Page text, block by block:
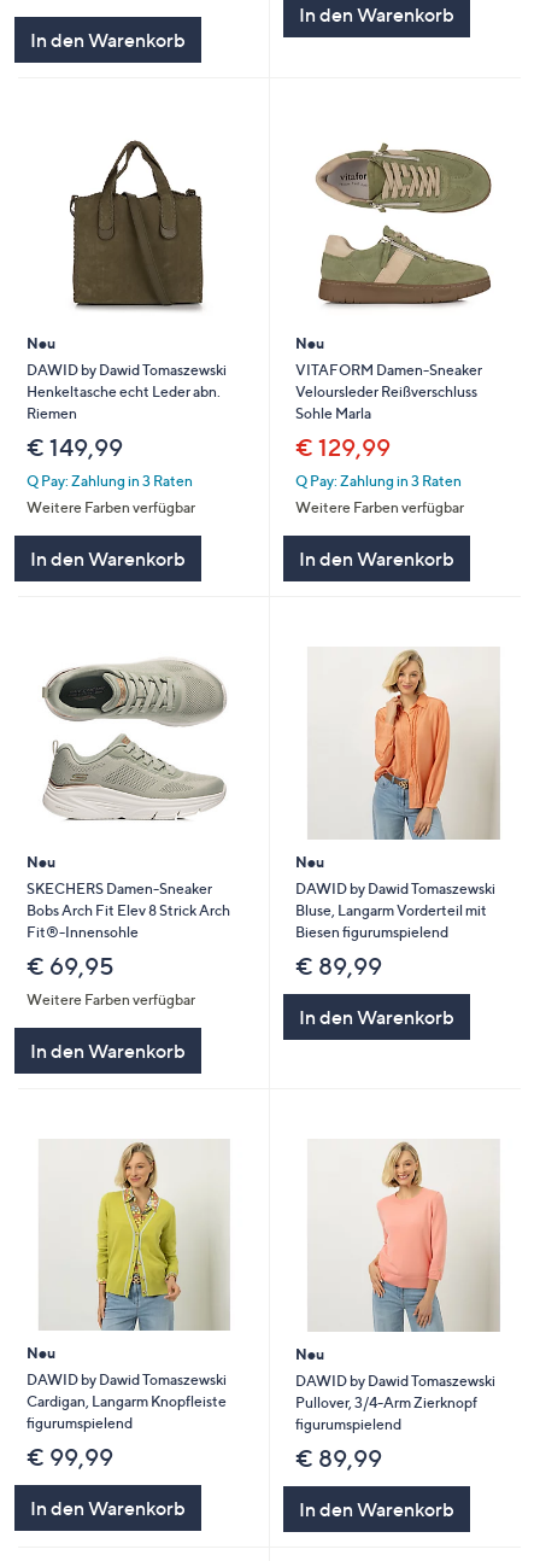
In den Warenkorb
In den Warenkorb
Neu
DAWID by Dawid Tomaszewski
Henkeltasche echt Leder abn.
Riemen
€ 149,99
Q Pay: Zahlung in 3 Raten
Weitere Farben verfügbar
In den Warenkorb
Neu
VITAFORM Damen-Sneaker
Veloursleder Reißverschluss
Sohle Marla
€ 129,99
Q Pay: Zahlung in 3 Raten
Weitere Farben verfügbar
In den Warenkorb
Neu
SKECHERS Damen-Sneaker
Bobs Arch Fit Elev 8 Strick Arch
Fit®-Innensohle
€ 69,95
Weitere Farben verfügbar
In den Warenkorb
Neu
DAWID by Dawid Tomaszewski
Bluse, Langarm Vorderteil mit
Biesen figurumspielend
€ 89,99
In den Warenkorb
Neu
DAWID by Dawid Tomaszewski
Cardigan, Langarm Knopfleiste
figurumspielend
€ 99,99
In den Warenkorb
Neu
DAWID by Dawid Tomaszewski
Pullover, 3/4-Arm Zierknopf
figurumspielend
€ 89,99
In den Warenkorb